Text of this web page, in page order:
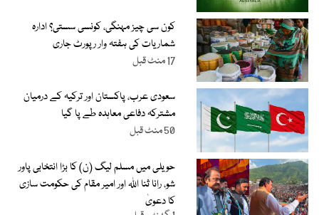
کون سی چیز مہنگی، کونسی سستی؟ ادارہ
شماریات کی ہفتہ وار رپورٹ جاری
17 منٹ قبل
سعودی عرب، پاکستان اور ترکیہ کے درمیان
مشترکہ دفاعی معاہدہ طے پا گیا
50 منٹ قبل
حویلی میں مسلم لیگ (ن) کا بڑا انتخابی پاور
شو، رانا ثنا اللہ اور امیر مقام کی حکومت سازی
کا دعویٰ